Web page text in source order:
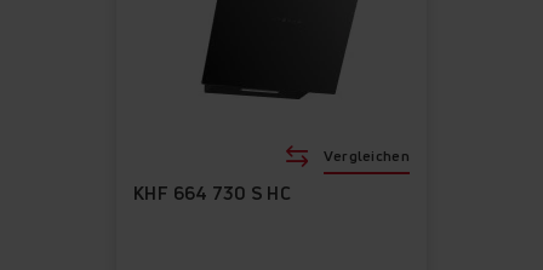
KHF 664 730 S HC
Vergleichen